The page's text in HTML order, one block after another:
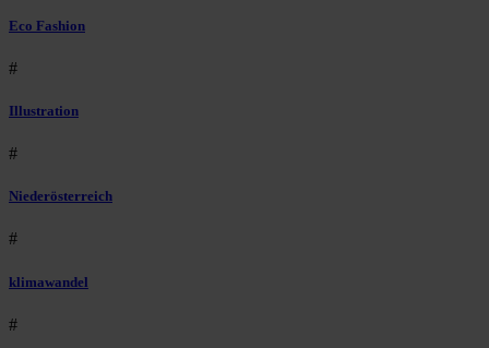
Eco Fashion
#
Illustration
#
Niederösterreich
#
klimawandel
#